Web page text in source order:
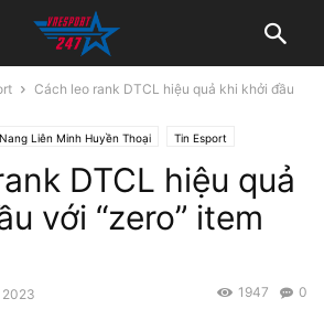
Cách leo rank DTCL hiệu quả khi khởi đầu
Liên Minh Huyền Thoại Tin Esport
DTCL hiệu quả
với “zero” item
2023 0
1947